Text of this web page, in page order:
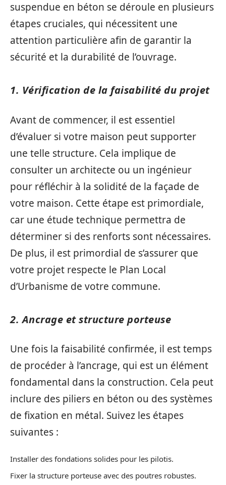
suspendue en béton se déroule en plusieurs
étapes cruciales, qui nécessitent une
attention particulière afin de garantir la
sécurité et la durabilité de l’ouvrage.
1. Vérification de la faisabilité du projet
Avant de commencer, il est essentiel
d’évaluer si votre maison peut supporter
une telle structure. Cela implique de
consulter un architecte ou un ingénieur
pour réfléchir à la solidité de la façade de
votre maison. Cette étape est primordiale,
car une étude technique permettra de
déterminer si des renforts sont nécessaires.
De plus, il est primordial de s’assurer que
votre projet respecte le Plan Local
d’Urbanisme de votre commune.
2. Ancrage et structure porteuse
Une fois la faisabilité confirmée, il est temps
de procéder à l’ancrage, qui est un élément
fondamental dans la construction. Cela peut
inclure des piliers en béton ou des systèmes
de fixation en métal. Suivez les étapes
suivantes :
Installer des fondations solides pour les pilotis.
Fixer la structure porteuse avec des poutres robustes.